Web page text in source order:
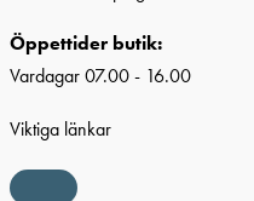
Öppettider butik:
Vardagar 07.00 - 16.00
Viktiga länkar